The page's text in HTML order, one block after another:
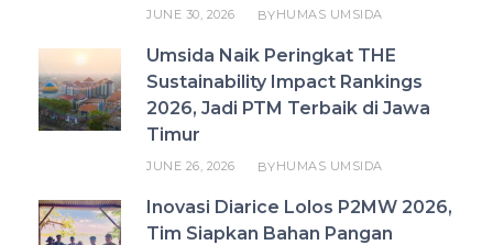
JUNE 30, 2026 BYHUMAS UMSIDA
Umsida Naik Peringkat THE
Sustainability Impact Rankings
2026, Jadi PTM Terbaik di Jawa
Timur
JUNE 26, 2026 BYHUMAS UMSIDA
Inovasi Diarice Lolos P2MW 2026,
Tim Siapkan Bahan Pangan